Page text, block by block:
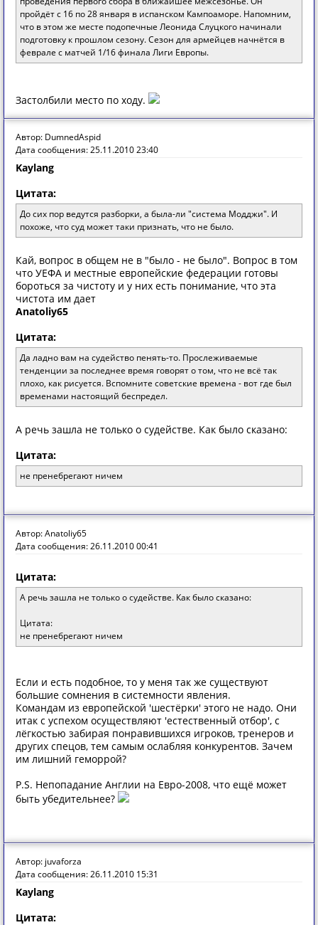
пройдёт с 16 по 28 января в испанском Кампоаморе. Напомним,
что в этом же месте подопечные Леонида Слуцкого начинали
подготовку к прошлом сезону. Сезон для армейцев начнётся в
феврале с матчей 1/16 финала Лиги Европы.
Застолбили место по ходу.
Автор: DumnedAspid
Дата сообщения: 25.11.2010 23:40
Kaylang
Цитата:
До сих пор ведутся разборки, а была-ли "система Модджи". И
похоже, что суд может таки признать, что не было.
Кай, вопрос в общем не в "было - не было". Вопрос в том
что УЕФА и местные европейские федерации готовы
бороться за чистоту и у них есть понимание, что эта
чистота им дает
Anatoliy65
Цитата:
Да ладно вам на судейство пенять-то. Прослеживаемые
тенденции за последнее время говорят о том, что не всё так
плохо, как рисуется. Вспомните советские времена - вот где был
временами настоящий беспредел.
А речь зашла не только о судействе. Как было сказано:
Цитата:
не пренебрегают ничем
Автор: Anatoliy65
Дата сообщения: 26.11.2010 00:41
Цитата:
А речь зашла не только о судействе. Как было сказано:
Цитата:
не пренебрегают ничем
Если и есть подобное, то у меня так же существуют
большие сомнения в системности явления.
Командам из европейской 'шестёрки' этого не надо. Они
итак с успехом осуществляют 'естественный отбор', с
лёгкостью забирая понравившихся игроков, тренеров и
других спецов, тем самым ослабляя конкурентов. Зачем
им лишний геморрой?
P.S. Непопадание Англии на Евро-2008, что ещё может
быть убедительнее?
Автор: juvaforza
Дата сообщения: 26.11.2010 15:31
Kaylang
Цитата: